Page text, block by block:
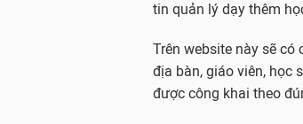
tin quản lý dạy thêm
Trên website này sẽ
địa bàn, giáo viên, học
được công khai theo